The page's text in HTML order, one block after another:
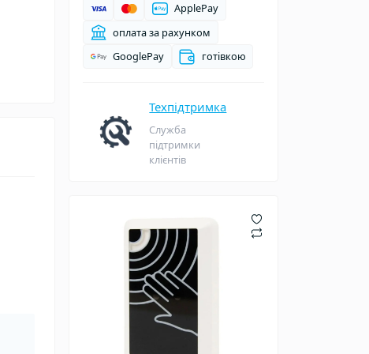
ApplePay
оплата за рахунком
GooglePay
готівкою
Техпідтримка
Служба
підтримки
клієнтів